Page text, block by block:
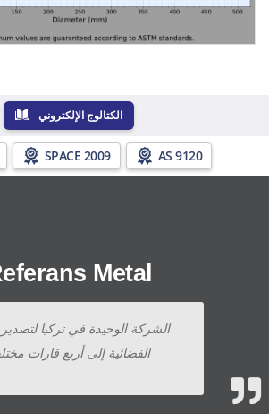
الكتالوج الإلكتروني
SPACE 2009 AS 9120
Metal
الشركة الوحيدة في تركيا لتصدير
الفضائية إلى أربع قارات